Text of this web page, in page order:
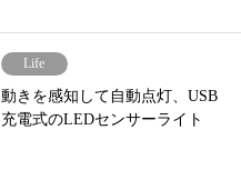
Life
動きを感知して自動点灯、USB
充電式のLEDセンサーライト